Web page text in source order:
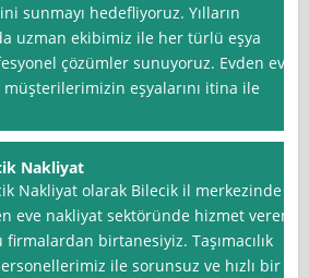
sunmayı hedefliyoruz. Yılların
uzman ekibimiz ile her türlü eşya
çözümler sunuyoruz. Evden eve
eşyalarını itina ile
Nakliyat
Nakliyat olarak Bilecik il merkezinde
eve nakliyat sektöründe hizmet veren
firmalardan birtanesiyiz. Taşımacılık
ile sorunsuz ve hızlı bir